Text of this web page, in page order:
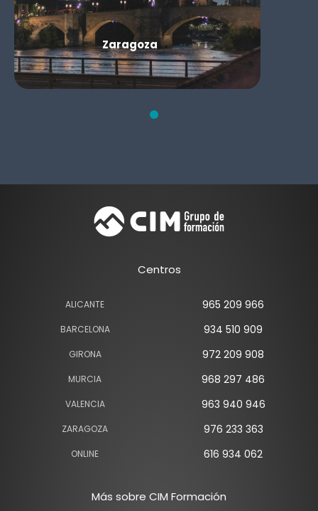
Zaragoza
Más sobre CIM Formación
Centros
ALICANTE 965 209 966
BARCELONA 934 510 909
GIRONA 972 209 908
MURCIA 968 297 486
VALENCIA 963 940 946
ZARAGOZA 976 233 363
ONLINE 616 934 062